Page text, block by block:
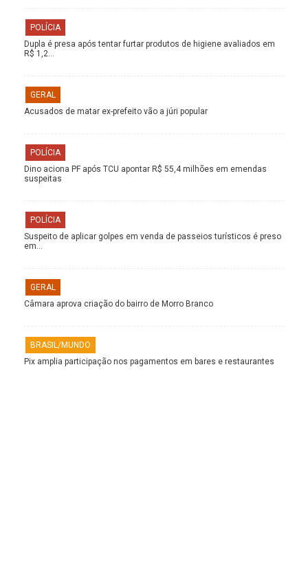
POLÍCIA
Dupla é presa após tentar furtar produtos de higiene avaliados em
R$ 1,2…
GERAL
Acusados de matar ex-prefeito vão a júri popular
POLÍCIA
Dino aciona PF após TCU apontar R$ 55,4 milhões em emendas
suspeitas
POLÍCIA
Suspeito de aplicar golpes em venda de passeios turísticos é preso
em…
GERAL
Câmara aprova criação do bairro de Morro Branco
BRASIL/MUNDO
Pix amplia participação nos pagamentos em bares e restaurantes